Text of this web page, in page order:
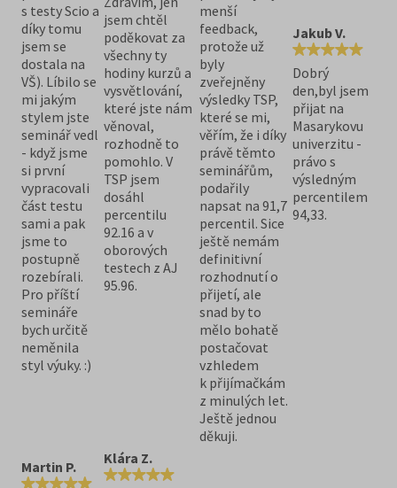
s testy Scio a
díky tomu
jsem se
dostala na
VŠ). Líbilo se
mi jakým
stylem jste
seminář vedl
- když jsme
si první
vypracovali
část testu
sami a pak
jsme to
postupně
rozebírali.
Pro příští
semináře
bych určitě
neměnila
styl výuky. :)
jsem chtěl
poděkovat za
všechny ty
hodiny kurzů a
vysvětlování,
které jste nám
věnoval,
rozhodně to
pomohlo. V
TSP jsem
dosáhl
percentilu
92.16 a v
oborových
testech z AJ
95.96.
menší
feedback,
protože už
byly
zveřejněny
výsledky TSP,
které se mi,
věřím, že i díky
právě těmto
seminářům,
podařily
napsat na 91,7
percentil. Sice
ještě nemám
definitivní
rozhodnutí o
přijetí, ale
snad by to
mělo bohatě
postačovat
vzhledem
k přijímačkám
z minulých let.
Ještě jednou
děkuji.
Jakub V.
Dobrý
den,byl jsem
přijat na
Masarykovu
univerzitu -
právo s
výsledným
percentilem
94,33.
Martin P. Klára Z.